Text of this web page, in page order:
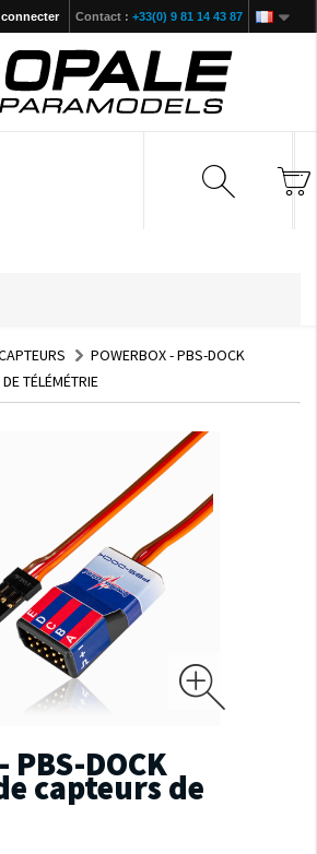
Contact : +33(0) 9 81 14 43 87
connecter
POWERBOX - PBS-DOCK
TÉLÉMÉTRIE
DOCK
capteurs de